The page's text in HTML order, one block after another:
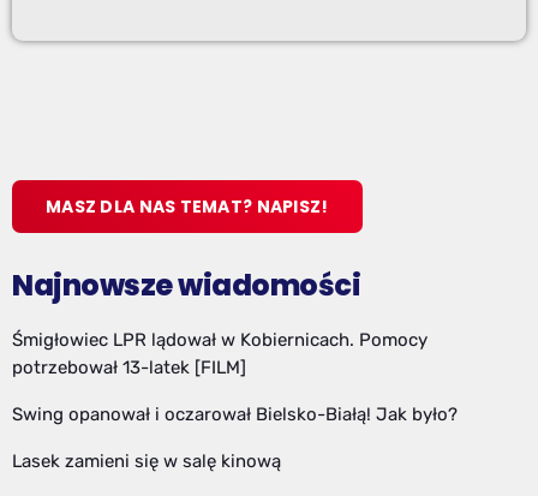
MASZ DLA NAS TEMAT? NAPISZ!
Najnowsze wiadomości
Śmigłowiec LPR lądował w Kobiernicach. Pomocy
potrzebował 13-latek [FILM]
Swing opanował i oczarował Bielsko-Białą! Jak było?
Lasek zamieni się w salę kinową